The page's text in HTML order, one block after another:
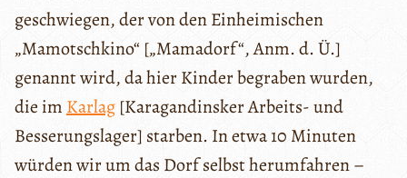
geschwiegen, der von den Einheimischen
„Mamotschkino“ [„Mamadorf“, Anm. d. Ü.]
genannt wird, da hier Kinder begraben wurden,
die im Karlag [Karagandinsker Arbeits- und
Besserungslager] starben. In etwa 10 Minuten
würden wir um das Dorf selbst herumfahren –